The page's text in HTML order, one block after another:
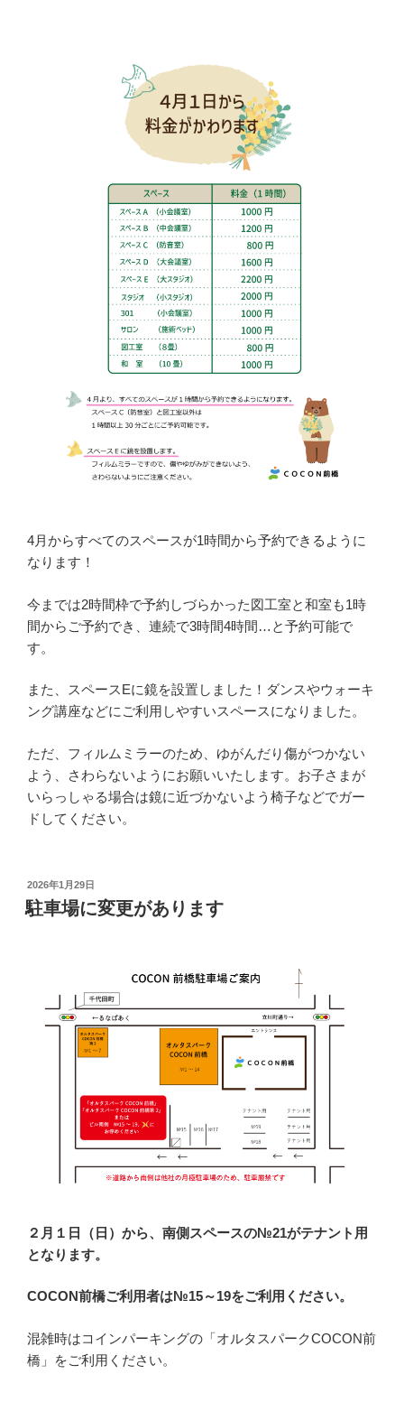
4月からすべてのスペースが1時間から予約できるように
なります！
今までは2時間枠で予約しづらかった図工室と和室も1時
間からご予約でき、連続で3時間4時間…と予約可能で
す。
また、スペースEに鏡を設置しました！ダンスやウォーキ
ング講座などにご利用しやすいスペースになりました。
ただ、フィルムミラーのため、ゆがんだり傷がつかない
よう、さわらないようにお願いいたします。お子さまが
いらっしゃる場合は鏡に近づかないよう椅子などでガー
ドしてください。
投
稿
日:
2026年1月29日
駐車場に変更があります
２月１日（日）から、南側スペースの№21がテナント用
となります。
COCON前橋ご利用者は№15～19をご利用ください。
混雑時はコインパーキングの「オルタスパークCOCON前
橋」をご利用ください。